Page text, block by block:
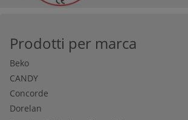
Prodotti per marca
Beko
CANDY
Concorde
Dorelan